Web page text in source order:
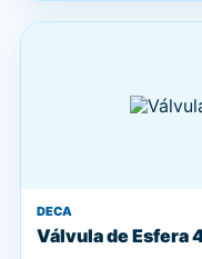
DECA
Válvula de Esfera